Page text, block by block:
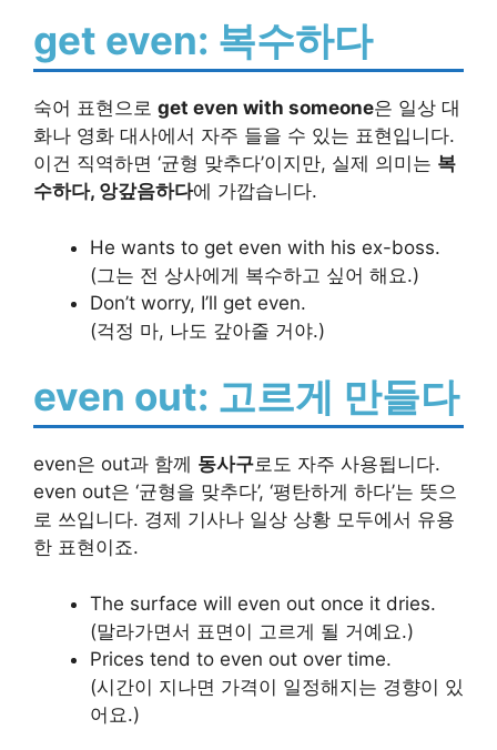
get even: 복수하다
숙어 표현으로 get even with someone은 일상 대
화나 영화 대사에서 자주 들을 수 있는 표현입니다.
이건 직역하면 ‘균형 맞추다’이지만, 실제 의미는 복
수하다, 앙갚음하다에 가깝습니다.
He wants to get even with his ex-boss.
(그는 전 상사에게 복수하고 싶어 해요.)
Don’t worry, I’ll get even.
(걱정 마, 나도 갚아줄 거야.)
even out: 고르게 만들다
even은 out과 함께 동사구로도 자주 사용됩니다.
even out은 ‘균형을 맞추다’, ‘평탄하게 하다’는 뜻으
로 쓰입니다. 경제 기사나 일상 상황 모두에서 유용
한 표현이죠.
The surface will even out once it dries.
(말라가면서 표면이 고르게 될 거예요.)
Prices tend to even out over time.
(시간이 지나면 가격이 일정해지는 경향이 있
어요.)